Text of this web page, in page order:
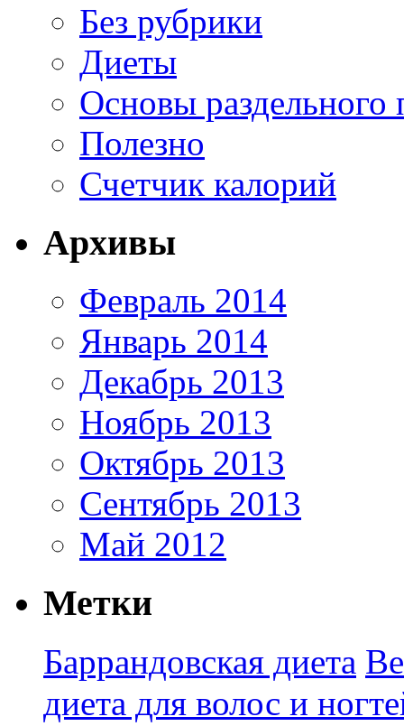
Без рубрики
Диеты
Основы раздельного
Полезно
Счетчик калорий
Архивы
Февраль 2014
Январь 2014
Декабрь 2013
Ноябрь 2013
Октябрь 2013
Сентябрь 2013
Май 2012
Метки
Баррандовская диета
диета для волос и